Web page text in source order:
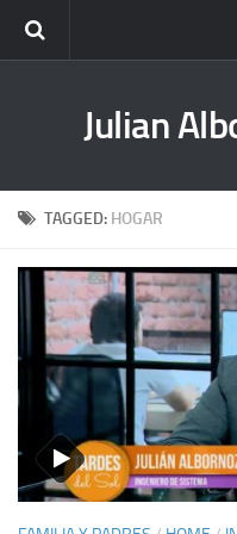
Capacitación
Conferencias
Talleres
Mentoría
Empresas
Marketing Digital
Julian
TAGGED: HOGAR